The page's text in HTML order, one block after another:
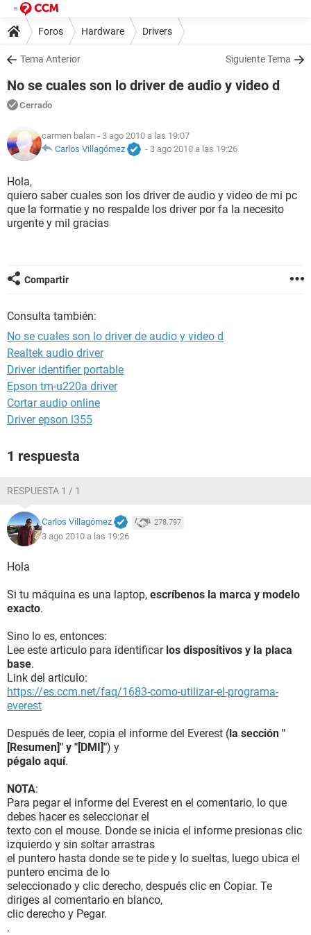
Foros Hardware Drivers
Tema Anterior Siguiente Tema
No se cuales son lo driver de audio y video d
Cerrado
carmen balan - 3 ago 2010 a las 19:07
Carlos Villagómez
- 3 ago 2010 a las 19:26
Hola,
quiero saber cuales son los driver de audio y video de mi pc
que la formatie y no respalde los driver por fa la necesito
urgente y mil gracias
Compartir
Consulta también:
No se cuales son lo driver de audio y video d
Realtek audio driver
Driver identifier portable
Epson tm-u220a driver
Cortar audio online
Driver epson l355
1 respuesta
RESPUESTA 1 / 1
Carlos Villagómez 278.797
3 ago 2010 a las 19:26
Hola
Si tu máquina es una laptop, escríbenos la marca y modelo
exacto.
Sino lo es, entonces:
Lee este articulo para identificar los dispositivos y la placa
base.
Link del articulo:
https://es.ccm.net/faq/1683-como-utilizar-el-programa-
everest
Después de leer, copia el informe del Everest (la sección "
[Resumen]" y "[DMI]") y
pégalo aquí.
NOTA:
Para pegar el informe del Everest en el comentario, lo que
debes hacer es seleccionar el
texto con el mouse. Donde se inicia el informe presionas clic
izquierdo y sin soltar arrastras
el puntero hasta donde se te pide y lo sueltas, luego ubica el
puntero encima de lo
seleccionado y clic derecho, después clic en Copiar. Te
diriges al comentario en blanco,
clic derecho y Pegar.
.